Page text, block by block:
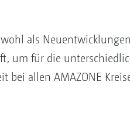
als
um für die
bei allen AMAZONE